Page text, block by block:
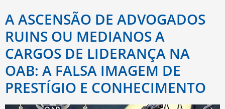
A ASCENSÃO DE ADVOGADOS
RUINS OU MEDIANOS A
CARGOS DE LIDERANÇA NA
OAB: A FALSA IMAGEM DE
PRESTÍGIO E CONHECIMENTO